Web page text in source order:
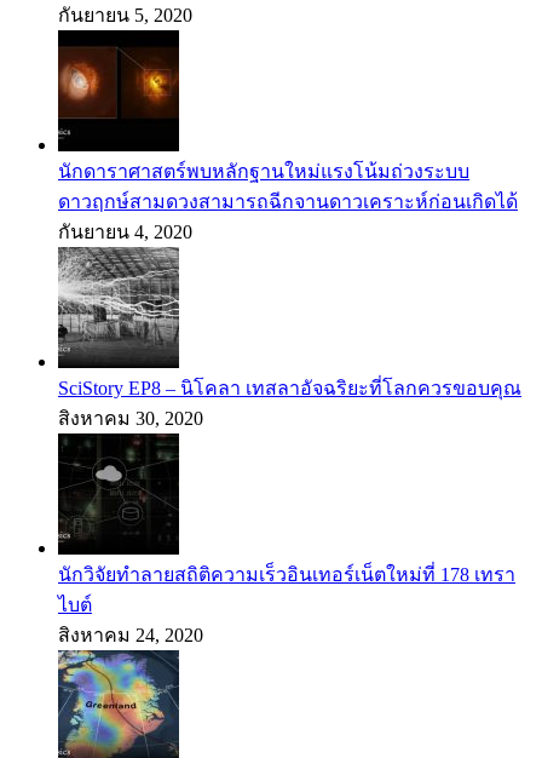
กันยายน 5, 2020
นักดาราศาสตร์พบหลักฐานใหม่แรงโน้มถ่วงระบบ
ดาวฤกษ์สามดวงสามารถฉีกจานดาวเคราะห์ก่อนเกิดได้
กันยายน 4, 2020
SciStory EP8 – นิโคลา เทสลาอัจฉริยะที่โลกควรขอบคุณ
สิงหาคม 30, 2020
นักวิจัยทำลายสถิติความเร็วอินเทอร์เน็ตใหม่ที่ 178 เทรา
ไบต์
สิงหาคม 24, 2020